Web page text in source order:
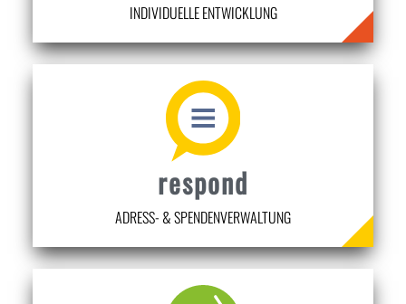
INDIVIDUELLE ENTWICKLUNG
respond
ADRESS- & SPENDENVERWALTUNG